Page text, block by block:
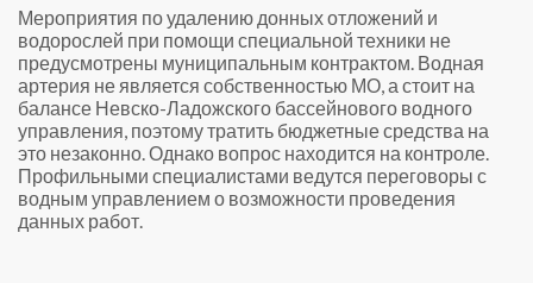
Мероприятия по удалению донных отложений и
водорослей при помощи специальной техники не
предусмотрены муниципальным контрактом. Водная
артерия не является собственностью МО, а стоит на
балансе Невско-Ладожского бассейнового водного
управления, поэтому тратить бюджетные средства на
это незаконно. Однако вопрос находится на контроле.
Профильными специалистами ведутся переговоры с
водным управлением о возможности проведения
данных работ.